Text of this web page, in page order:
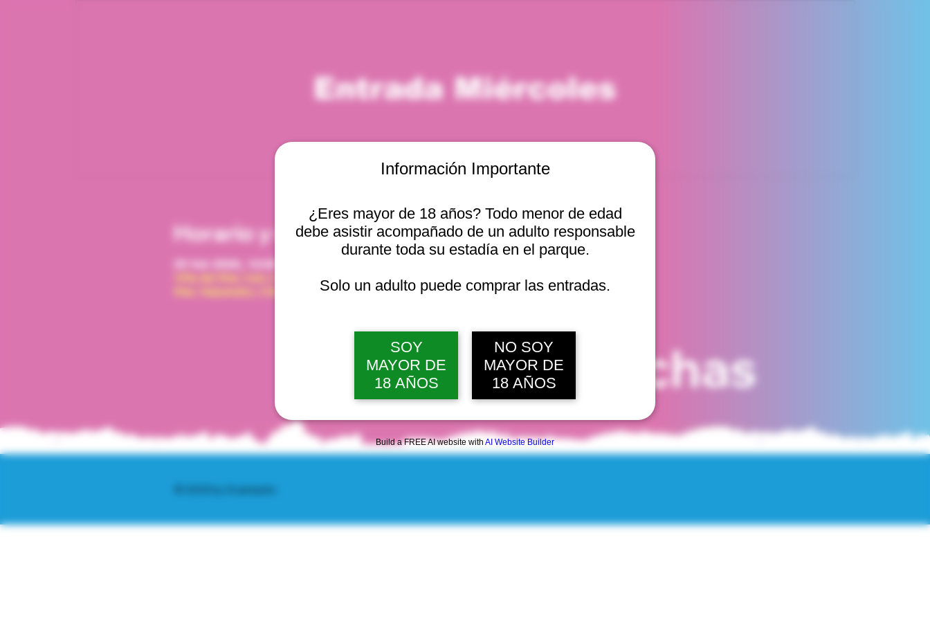
Información Importante
¿Eres mayor de 18 años? Todo menor de edad
debe asistir acompañado de un adulto responsable
durante toda su estadía en el parque.
Solo un adulto puede comprar las entradas.
SOY
MAYOR DE
18 AÑOS
NO SOY
MAYOR DE
18 AÑOS
Build a FREE AI website with AI Website Builder
Entrada Miércoles
Horario y ubicación
Viña del Mar, Cam. Internacional 2440, Viña del
mié, 12 ago, 10:00 a. m.
Ver 20 fechas
© 2025 by Scantastic.